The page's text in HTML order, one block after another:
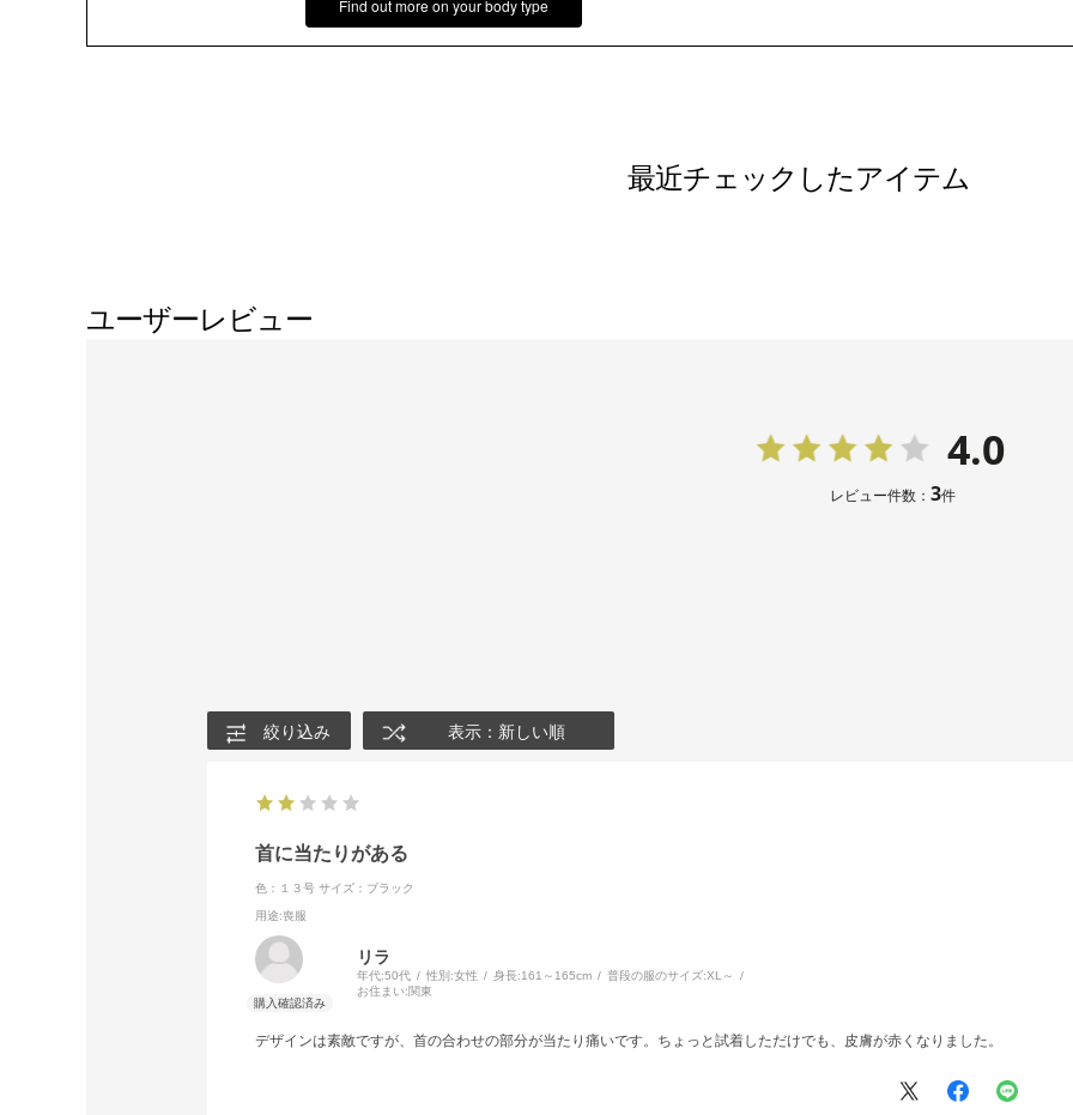
イヤリン
Find out more on your body type
最近チェックしたアイテム
ユーザーレビュー
4.0
レビュー件数： 3件
絞り込み 表示：新しい順
首に当たりがある
色：１３号 サイズ：ブラック
用途:喪服
リラ
年代:50代 性別:女性 身長:161～165cm 普段の服のサイズ:XL～
お住まい:関東
デザインは素敵ですが、首の合わせの部分が当たり痛いです。ちょっと試着しただけでも、皮膚が赤くなりました。